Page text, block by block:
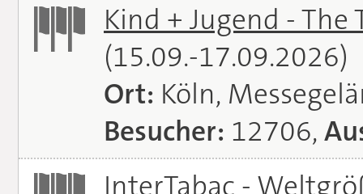
Kind + Jugend - The
(15.09.-17.09.2026)
Ort: Köln,
Besucher: 12706,
InterTabac -